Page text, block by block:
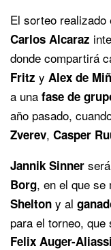
El sorteo
Carlos Alcaraz
donde compartirá
Fritz y Alex de
a una fase de
año pasado,
Zverev, Casper
Jannik Sinner
Borg, en el que se
Shelton y al
para el torneo,
Felix Auger-